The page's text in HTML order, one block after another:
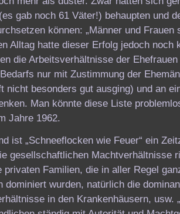
gab noch 61 Väter!) behaupten und
können: „Männer und
Alltag hatte dieser Erfolg jedoch noch
die Arbeitsverhältnisse der
nur mit Zustimmung der
nicht besonders gut ausging) und an
Man könnte diese Liste
Jahre 1962.
ist „Schneeflocken wie Feuer“ ein
gesellschaftlichen Machtverhältnisse
privaten Familien, die in aller Regel
dominiert wurden, natürlich die
in den Krankenhäusern, usw.